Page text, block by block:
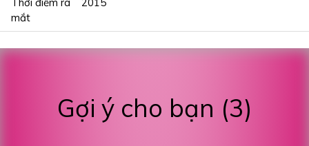
mắt
Gợi ý cho bạn (3)